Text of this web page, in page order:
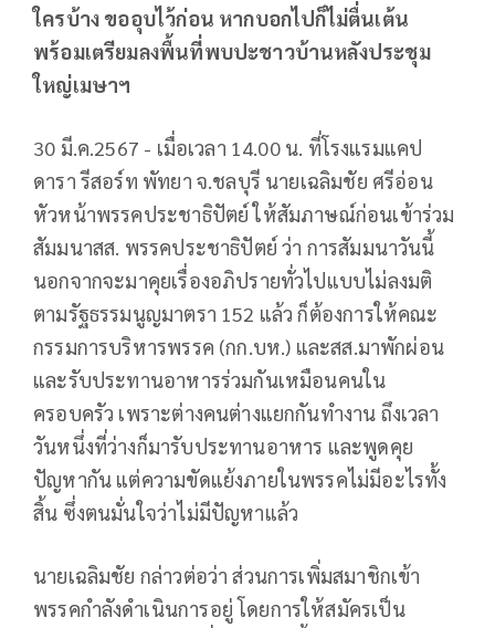
ใครบ้าง ขออุบไว้ก่อน หากบอกไปก็ไม่ตื่นเต้น
พร้อมเตรียมลงพื้นที่พบปะชาวบ้านหลังประชุม
ใหญ่เมษาฯ
30 มี.ค.2567 - เมื่อเวลา 14.00 น. ที่โรงแรมแคป
ดารา รีสอร์ท พัทยา จ.ชลบุรี นายเฉลิมชัย​ ศรี​อ่อน
หัวหน้าพรรคประชาธิปัตย์ ให้สัมภาษณ์ก่อนเข้าร่วม
สัมมนาสส. พรรคประชาธิปัตย์ ว่า การสัมมนาวันนี้
นอกจากจะมาคุยเรื่องอภิปรายทั่วไปแบบไม่ลงมติ
ตามรัฐธรรมนูญมาตรา 152 แล้ว ก็ต้องการให้คณะ
กรรมการบริหารพรรค (กก.บห.) และสส.มาพักผ่อน
และรับประทานอาหารร่วมกันเหมือนคนใน
ครอบครัว เพราะต่างคนต่างแยกกันทำงาน ถึงเวลา
วันหนึ่งที่ว่างก็มารับประทานอาหาร และพูดคุย
ปัญหากัน แต่ความขัดแย้งภายในพรรคไม่มีอะไรทั้ง
สิ้น ซึ่งตนมั่นใจว่าไม่มีปัญหาแล้ว
นายเฉลิมชัย กล่าวต่อว่า ส่วนการเพิ่มสมาชิกเข้า
พรรคกำลังดำเนินการอยู่ ​โดยการให้สมัครเป็น